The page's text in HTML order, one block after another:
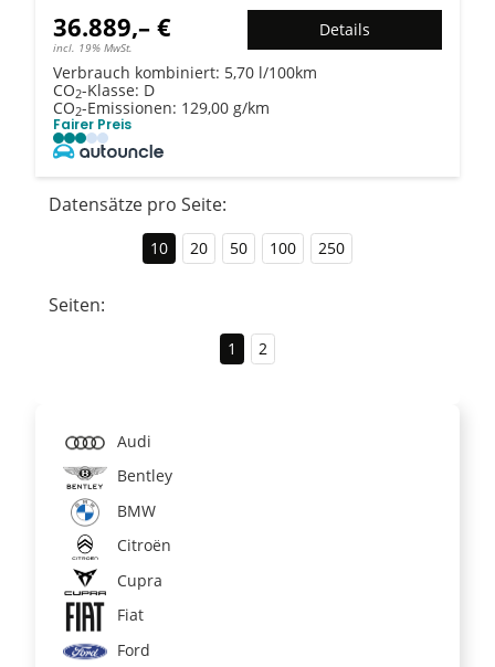
36.889,– €
incl. 19% MwSt.
Details
Verbrauch kombiniert: 5,70 l/100km
CO2-Klasse: D
CO2-Emissionen: 129,00 g/km
Fairer Preis
Datensätze pro Seite:
10 20 50 100 250
Seiten:
1 2
Audi
Bentley
BMW
Citroën
Cupra
Fiat
Ford